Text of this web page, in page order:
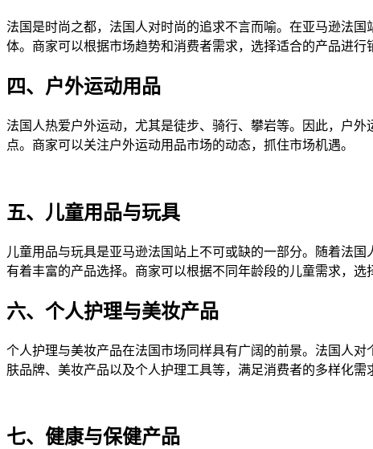
法国是时尚之都，法国人对时尚的追求不言而喻。在亚马逊法
体。商家可以根据市场趋势和消费者需求，选择适合的产品进行
四、户外运动用品
法国人热爱户外运动，尤其是徒步、骑行、攀岩等。因此，户
点。商家可以关注户外运动用品市场的动态，抓住市场机遇。
五、儿童用品与玩具
儿童用品与玩具是亚马逊法国站上不可或缺的一部分。随着法
有着丰富的产品选择。商家可以根据不同年龄段的儿童需求，选
六、个人护理与美妆产品
个人护理与美妆产品在法国市场同样具有广阔的前景。法国人
肤品牌、美妆产品以及个人护理工具等，满足消费者的多样化需
七、健康与保健产品